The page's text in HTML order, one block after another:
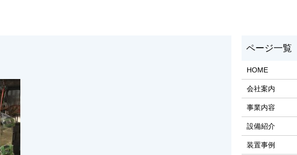
HOME
会社案内
事業内容
設備紹介
装置事例